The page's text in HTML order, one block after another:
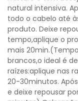
natural intensiva.
todo o cabelo até
produto. Deixe
tempo,aplique o
mais
brancos,o ideal é
raízes:aplique nas
20-30minutos.
e deixe repousar